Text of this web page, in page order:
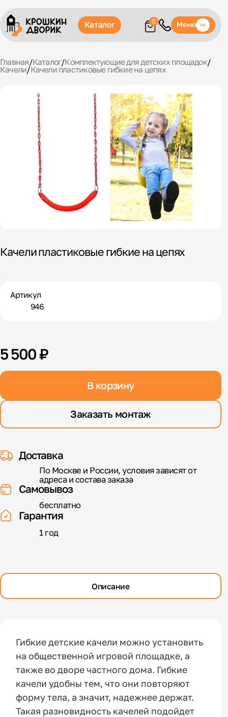
Каталог 0 Меню
Главная/Каталог/Комплектующие для детских площадок/
Качели/Качели пластиковые гибкие на цепях
Качели пластиковые гибкие на цепях
Артикул
946
5 500 ₽
В корзину
Заказать монтаж
Доставка
По Москве и России, условия зависят от
адреса и состава заказа
Самовывоз
бесплатно
Гарантия
1 год
Описание
Гибкие детские качели можно установить
на общественной игровой площадке, а
также во дворе частного дома. Гибкие
качели удобны тем, что они повторяют
форму тела, а значит, надежнее держат.
Такая разновидность качелей подойдет